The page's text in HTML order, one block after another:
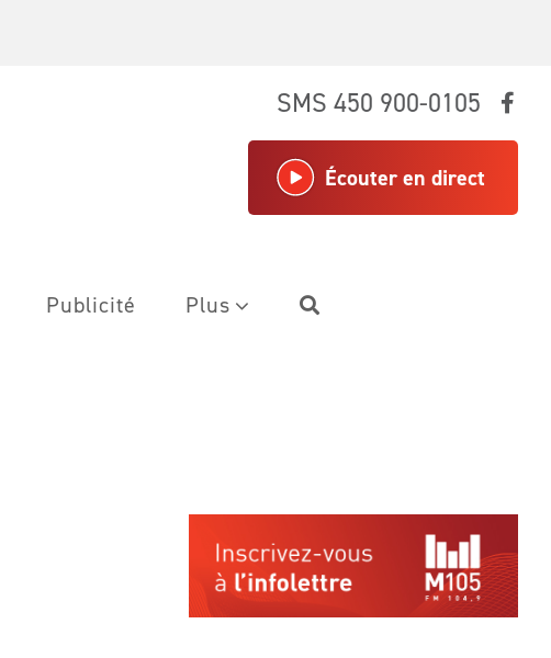
SMS 450 900-0105
Écouter en direct
Publicité Plus